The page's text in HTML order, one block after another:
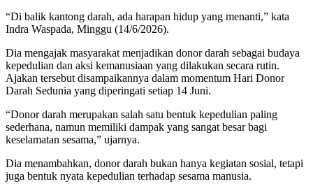
“Di balik kantong darah, ada harapan hidup yang menanti,” kata
Indra Waspada, Minggu (14/6/2026).
Dia mengajak masyarakat menjadikan donor darah sebagai budaya
kepedulian dan aksi kemanusiaan yang dilakukan secara rutin.
Ajakan tersebut disampaikannya dalam momentum Hari Donor
Darah Sedunia yang diperingati setiap 14 Juni.
“Donor darah merupakan salah satu bentuk kepedulian paling
sederhana, namun memiliki dampak yang sangat besar bagi
keselamatan sesama,” ujarnya.
Dia menambahkan, donor darah bukan hanya kegiatan sosial, tetapi
juga bentuk nyata kepedulian terhadap sesama manusia.